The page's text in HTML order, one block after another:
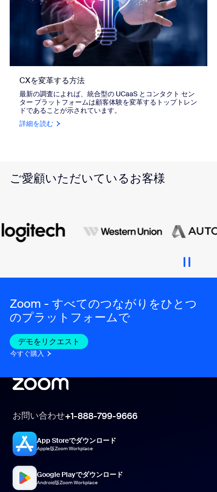
CXを変革する方法
最新の調査によれば、統合型の UCaaS とコンタクト セン
ター プラットフォームは顧客体験を変革するトップトレン
ドであることが示されています。
詳細を読む
ご愛顧いただいているお客様
Zoom - すべてのつながりをひとつ
のプラットフォームで
デモをリクエスト
今すぐ購入
お問い合わせ+1-888-799-9666
App Storeでダウンロード
Apple版Zoom Workplace
Google Playでダウンロード
Android版Zoom Workplace